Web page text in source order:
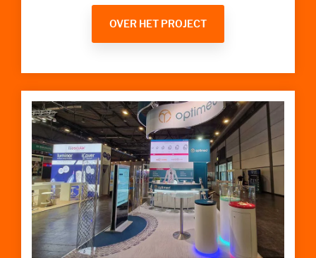
OVER HET PROJECT